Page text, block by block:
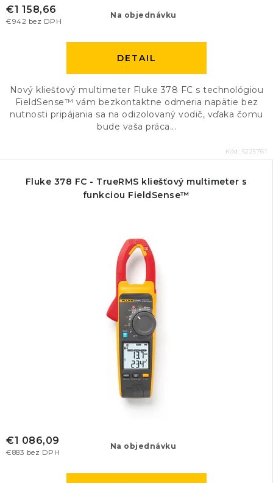
Na objednávku
€942 bez DPH
€1 158,66
DETAIL
Nový kliešťový multimeter Fluke 378 FC s technológiou
FieldSense™ vám bezkontaktne odmeria napätie bez
nutnosti pripájania sa na odizolovaný vodič, vďaka čomu
bude vaša práca...
Kód: 5225761
Fluke 378 FC - TrueRMS kliešťový multimeter s
funkciou FieldSense™
Na objednávku
€883 bez DPH
€1 086,09